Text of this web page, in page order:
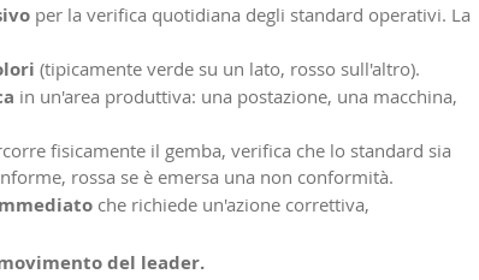
per la verifica quotidiana degli standard operativi. La
(tipicamente verde su un lato, rosso sull'altro).
in un'area produttiva: una postazione, una macchina,
fisicamente il gemba, verifica che lo standard sia
rossa se è emersa una non conformità.
che richiede un'azione correttiva,
del leader.